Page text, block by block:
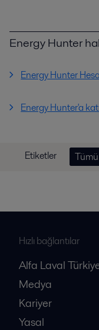
Energy Hunter
Energy Hunter
Energy Hunter'a
Etiketler Tümü
Hızlı bağlantılar
Alfa Laval
Medya
Kariyer
Yasal